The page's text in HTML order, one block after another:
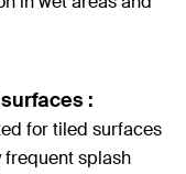
:
for tiled surfaces
frequent splash